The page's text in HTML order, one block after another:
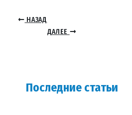
НАЗАД
ДАЛЕЕ
Последние статьи